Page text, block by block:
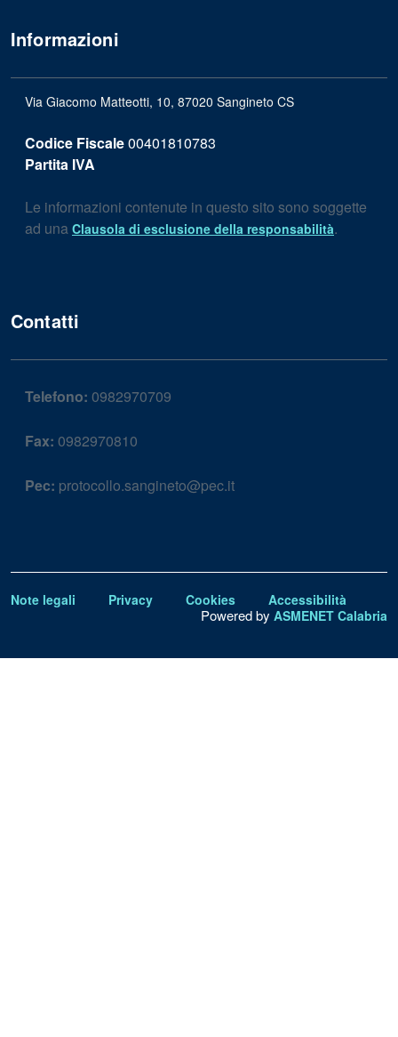
Informazioni
Via Giacomo Matteotti, 10, 87020 Sangineto CS
Codice Fiscale00401810783
Partita IVA
Le informazioni contenute in questo sito sono soggette
ad una Clausola di esclusione della responsabilità.
Contatti
Telefono: 0982970709
Fax: 0982970810
Pec: protocollo.sangineto@pec.it
Note legali Privacy Cookies Accessibilità
Powered by ASMENET Calabria